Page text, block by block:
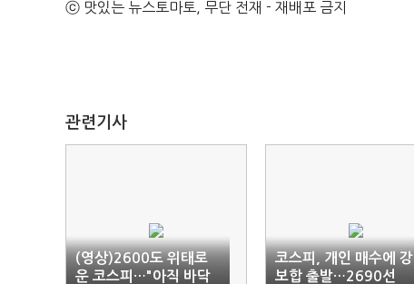
ⓒ 맛있는 뉴스토마토, 무단 전재 - 재배포 금지
관련기사
(영상)2600도 위태로
운 코스피…"아직 바닥
코스피, 개인 매수에 강
보합 출발…2690선